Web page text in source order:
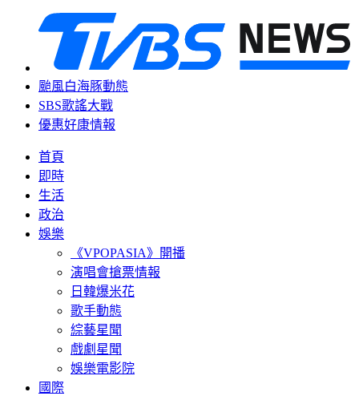
颱風白海豚動態
SBS歌謠大戰
優惠好康情報
首頁
即時
生活
政治
娛樂
《VPOPASIA》開播
演唱會搶票情報
日韓爆米花
歌手動態
綜藝星聞
戲劇星聞
娛樂電影院
國際